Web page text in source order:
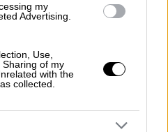
my
Advertising.
Use,
of my
with the
collected.
ως τώρα την
σε κάποια οργάνωση.
πως ελέγχεται από
Γενικού
από τις παρατάξεις
FARC που έχουν